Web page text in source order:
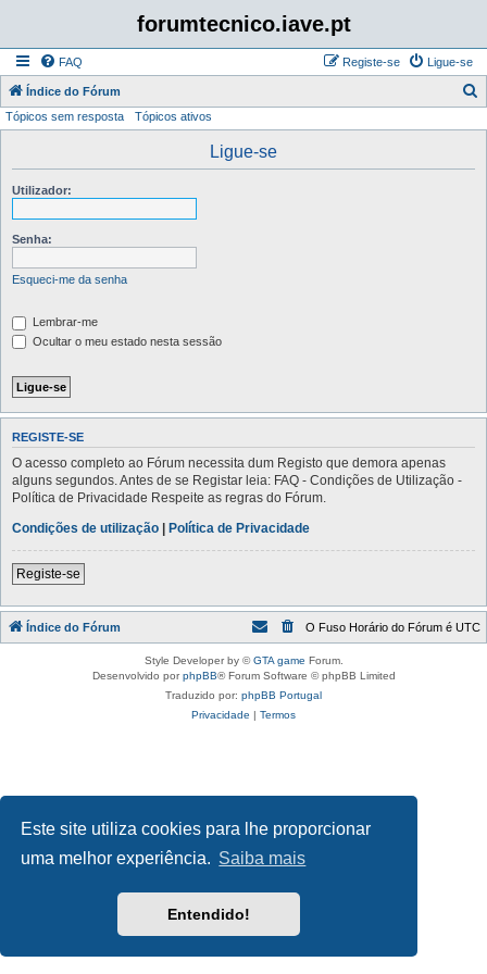
Este site utiliza cookies para lhe proporcionar
uma melhor experiência. Saiba mais
Entendido!
forumtecnico.iave.pt
FAQ Ligue-se
Registe-se
Índice do Fórum
Tópicos sem resposta Tópicos ativos
Ligue-se
Utilizador:
Senha:
Esqueci-me da senha
Lembrar-me
Ocultar o meu estado nesta sessão
REGISTE-SE
O acesso completo ao Fórum necessita dum Registo que demora apenas
alguns segundos. Antes de se Registar leia: FAQ - Condições de Utilização -
Política de Privacidade Respeite as regras do Fórum.
Condições de utilização | Política de Privacidade
Registe-se
Índice do Fórum O Fuso Horário do Fórum é UTC
Style Developer by ©GTA game Forum.
Desenvolvido porphpBB® Forum Software © phpBB Limited
Traduzido por: phpBB Portugal
Privacidade | Termos